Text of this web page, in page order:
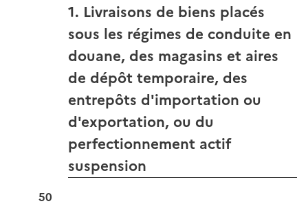
1. Livraisons de biens placés
sous les régimes de conduite en
douane, des magasins et aires
de dépôt temporaire, des
entrepôts d'importation ou
d'exportation, ou du
perfectionnement actif
suspension
50